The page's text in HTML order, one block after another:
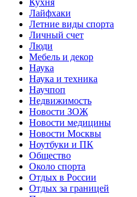
Лайфхаки
Летние виды спорта
Личный счет
Люди
Мебель и декор
Наука
Наука и техника
Научпоп
Недвижимость
Новости ЗОЖ
Новости медицины
Новости Москвы
Ноутбуки и ПК
Общество
Около спорта
Отдых в России
Отдых за границей